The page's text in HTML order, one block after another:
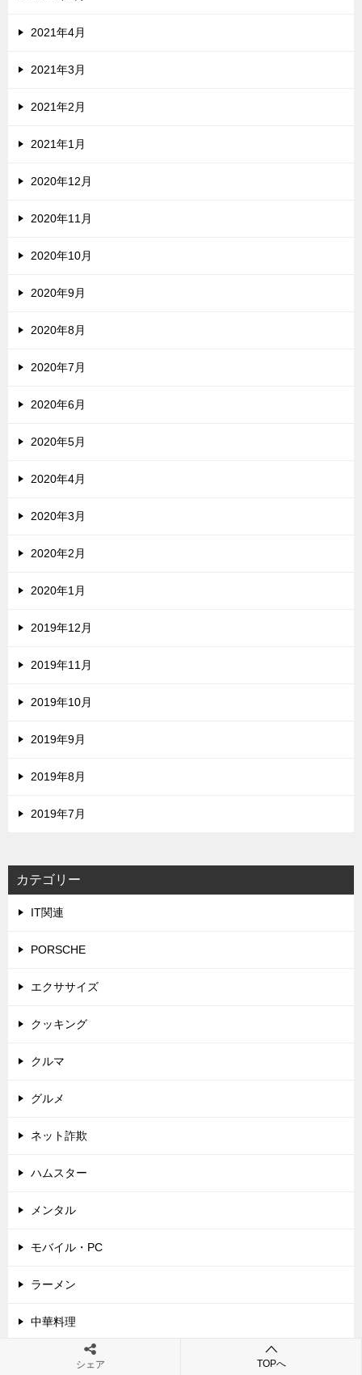
2021年4月
2021年3月
2021年2月
2021年1月
2020年12月
2020年11月
2020年10月
2020年9月
2020年8月
2020年7月
2020年6月
2020年5月
2020年4月
2020年3月
2020年2月
2020年1月
2019年12月
2019年11月
2019年10月
2019年9月
2019年8月
2019年7月
カテゴリー
IT関連
PORSCHE
エクササイズ
クッキング
クルマ
グルメ
ネット詐欺
ハムスター
メンタル
モバイル・PC
ラーメン
中華料理
シェア TOPへ